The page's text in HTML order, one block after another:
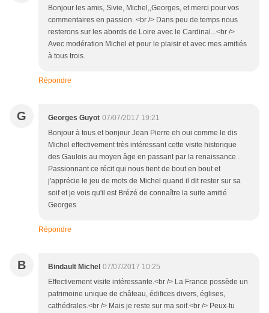
Bonjour les amis, Sivie, Michel,,Georges, et merci pour vos
commentaires en passion. <br /> Dans peu de temps nous
resterons sur les abords de Loire avec le Cardinal...<br />
Avec modération Michel et pour le plaisir et avec mes amitiés
à tous trois.
Répondre
G Georges Guyot 07/07/2017 19:21
Bonjour à tous et bonjour Jean Pierre eh oui comme le dis
Michel effectivement très intéressant cette visite historique
des Gaulois au moyen âge en passant par la renaissance .
Passionnant ce récit qui nous tient de bout en bout et
j'apprécie le jeu de mots de Michel quand il dit rester sur sa
soif et je vois qu'il est Brézé de connaître la suite amitié
Georges
Répondre
B Bindault Michel 07/07/2017 10:25
Effectivement visite intéressante.<br /> La France possède un
patrimoine unique de château, édifices divers, églises,
cathédrales.<br /> Mais je reste sur ma soif.<br /> Peux-tu